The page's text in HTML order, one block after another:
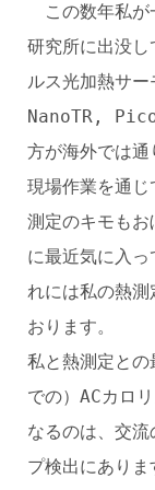
この数年私が
研究所に出没
ルス光加熱サー
NanoTR,
方が海外では通
現場作業を通
測定のキモもお
に最近気に入
れには私の熱
おります。
私と熱測定と
での）ACカロ
なるのは、交
プ検出にあり